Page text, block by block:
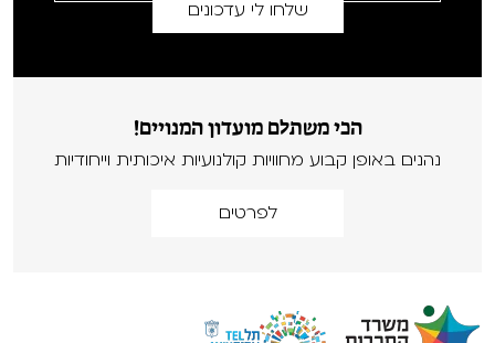
הכי משתלם מועדון המנויים!
נהנים באופן קבוע מחוויות קולנועיות איכותית וייחודיות
לפרטים